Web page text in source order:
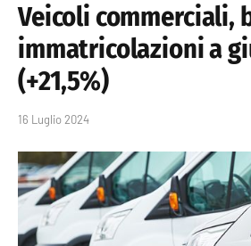
Veicoli commerciali,
immatricolazioni a
(+21,5%)
16 Luglio 2024